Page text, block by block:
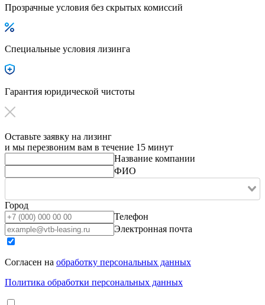
Прозрачные условия без скрытых комиссий
Специальные условия лизинга
Гарантия юридической чистоты
Оставьте заявку на лизинг
и мы перезвоним вам в течение 15 минут
Название компании
ФИО
Город
Телефон
Электронная почта
Согласен на обработку персональных данных
Политика обработки персональных данных